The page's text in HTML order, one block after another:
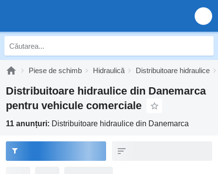
Piese de schimb Hidraulică Distribuitoare hidraulice
Distribuitoare hidraulice din Danemarca
pentru vehicule comerciale
11 anunțuri: Distribuitoare hidraulice din Danemarca